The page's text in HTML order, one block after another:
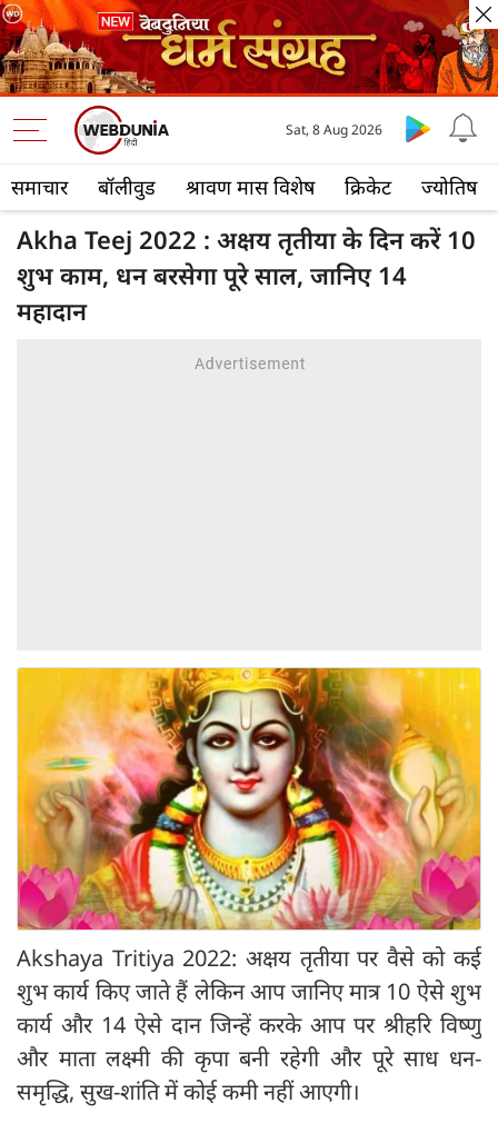
समाचार बॉलीवुड श्रावण मास विशेष क्रिकेट ज्योतिष
Sat, 8 Aug 2026
Akha Teej 2022 : अक्षय तृतीया के दिन करें 10
शुभ काम, धन बरसेगा पूरे साल, जानिए 14
महादान
Akshaya Tritiya 2022: अक्षय तृतीया पर वैसे को कई
शुभ कार्य किए जाते हैं लेकिन आप जानिए मात्र 10 ऐसे शुभ
कार्य और 14 ऐसे दान जिन्हें करके आप पर श्रीहरि विष्णु
और माता लक्ष्मी की कृपा बनी रहेगी और पूरे साध धन-
समृद्धि, सुख-शांति में कोई कमी नहीं आएगी।